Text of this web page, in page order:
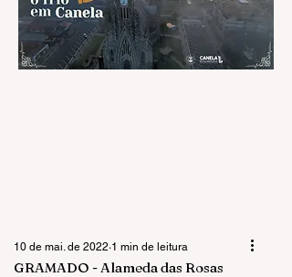
GRAMADO - Alameda das Rosas
10 de mai. de 2022 1 min de leitura